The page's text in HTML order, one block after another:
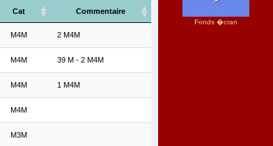
Cat Commentaire
M4M 2 M4M
M4M 39 M - 2 M4M
M4M 1 M4M
M4M
M3M
Fonds �cran